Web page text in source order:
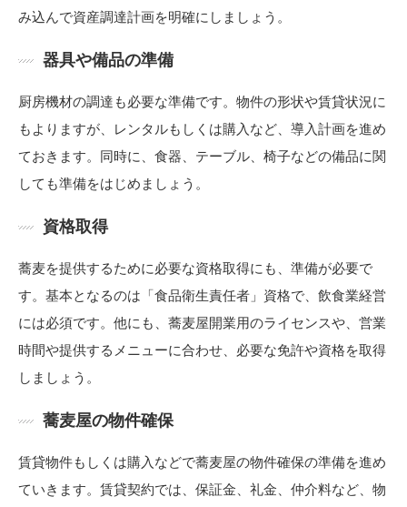
み込んで資産調達計画を明確にしましょう。
器具や備品の準備
厨房機材の調達も必要な準備です。物件の形状や賃貸状況に
もよりますが、レンタルもしくは購入など、導入計画を進め
ておきます。同時に、食器、テーブル、椅子などの備品に関
しても準備をはじめましょう。
資格取得
蕎麦を提供するために必要な資格取得にも、準備が必要で
す。基本となるのは「食品衛生責任者」資格で、飲食業経営
には必須です。他にも、蕎麦屋開業用のライセンスや、営業
時間や提供するメニューに合わせ、必要な免許や資格を取得
しましょう。
蕎麦屋の物件確保
賃貸物件もしくは購入などで蕎麦屋の物件確保の準備を進め
ていきます。賃貸契約では、保証金、礼金、仲介料など、物